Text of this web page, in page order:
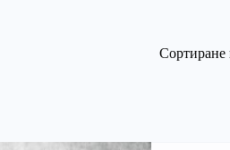
Сортиране